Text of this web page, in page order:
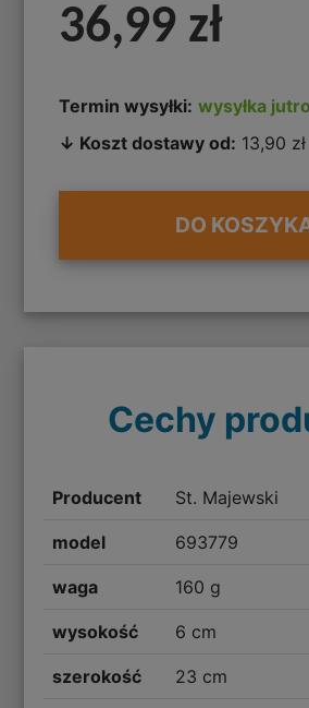
36,99 zł
Termin wysyłki: wysyłka jutro
↓ Koszt dostawy od: 13,90 zł
DO
Cechy
Producent St. Majewski
model 693779
waga 160 g
wysokość 6 cm
szerokość 23 cm